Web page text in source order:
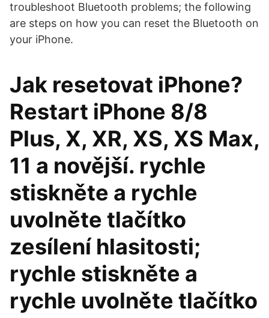
troubleshoot Bluetooth problems; the following
are steps on how you can reset the Bluetooth on
your iPhone.
Jak resetovat iPhone?
Restart iPhone 8/8
Plus, X, XR, XS, XS Max,
11 a novější. rychle
stiskněte a rychle
uvolněte tlačítko
zesílení hlasitosti;
rychle stiskněte a
rychle uvolněte tlačítko